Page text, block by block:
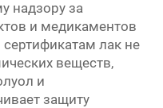
надзору за
и медикаментов
лак не
веществ,
и
защиту